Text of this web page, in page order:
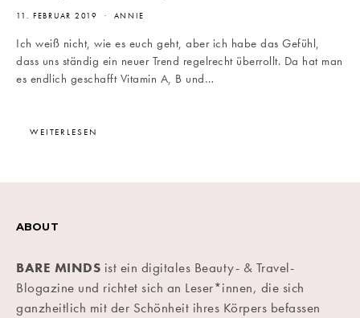
11. FEBRUAR 2019 ANNIE
Ich weiß nicht, wie es euch geht, aber ich habe das Gefühl,
dass uns ständig ein neuer Trend regelrecht überrollt. Da hat man
es endlich geschafft Vitamin A, B und…
WEITERLESEN
ABOUT
BARE MINDS ist ein digitales Beauty- & Travel-
Blogazine und richtet sich an Leser*innen, die sich
ganzheitlich mit der Schönheit ihres Körpers befassen